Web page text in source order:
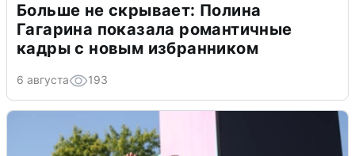
Больше не скрывает: Полина
Гагарина показала романтичные
кадры с новым избранником
6 августа 193